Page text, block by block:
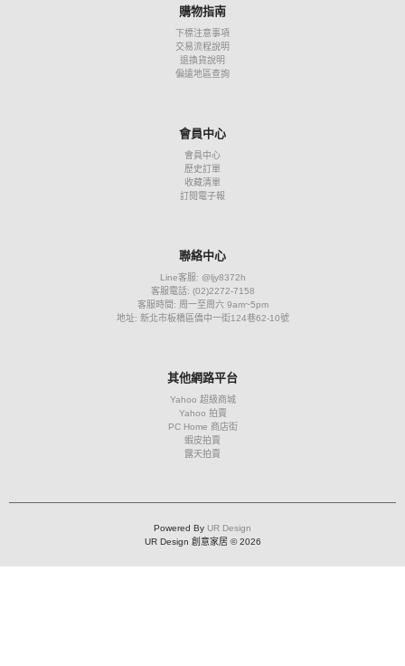
購物指南
下標注意事項
交易流程說明
退換貨說明
偏遠地區查詢
會員中心
會員中心
歷史訂單
收藏清單
訂閱電子報
聯絡中心
Line客服: @ljy8372h
客服電話: (02)2272-7158
客服時間: 周一至周六 9am~5pm
地址: 新北市板橋區僑中一街124巷62-10號
其他網路平台
Yahoo 超級商城
Yahoo 拍賣
PC Home 商店街
蝦皮拍賣
露天拍賣
Powered By UR Design
UR Design 創意家居 © 2026